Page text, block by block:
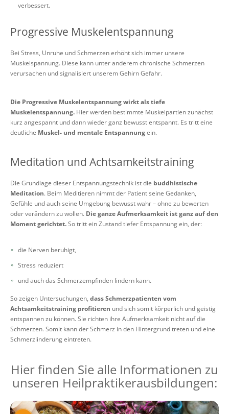
verbessert.
Progressive Muskelentspannung
Bei Stress, Unruhe und Schmerzen erhöht sich immer unsere
Muskelspannung. Diese kann unter anderem chronische Schmerzen
verursachen und signalisiert unserem Gehirn Gefahr.
Die Progressive Muskelentspannung wirkt als tiefe
Muskelentspannung. Hier werden bestimmte Muskelpartien zunächst
kurz angespannt und dann wieder ganz bewusst entspannt. Es tritt eine
deutliche Muskel- und mentale Entspannungein.
Meditation und Achtsamkeitstraining
Die Grundlage dieser Entspannungstechnik ist die buddhistische
Meditation. Beim Meditieren nimmt der Patient seine Gedanken,
Gefühle und auch seine Umgebung bewusst wahr – ohne zu bewerten
oder verändern zu wollen. Die ganze Aufmerksamkeit ist ganz auf den
Moment gerichtet.So tritt ein Zustand tiefer Entspannung ein, der:
die Nerven beruhigt,
Stress reduziert
und auch das Schmerzempfinden lindern kann.
So zeigen Untersuchungen, dass Schmerzpatienten vom
Achtsamkeitstraining profitieren und sich somit körperlich und geistig
entspannen zu können. Sie richten ihre Aufmerksamkeit nicht auf die
Schmerzen. Somit kann der Schmerz in den Hintergrund treten und eine
Schmerzlinderung eintreten.
Hier finden Sie alle Informationen zu
unseren Heilpraktikerausbildungen: